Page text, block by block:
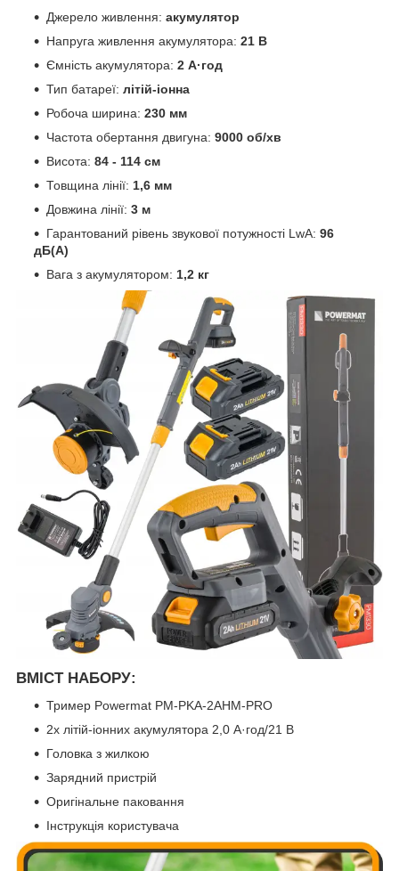
Джерело живлення: акумулятор
Напруга живлення акумулятора: 21 В
Ємність акумулятора: 2 А·год
Тип батареї: літій-іонна
Робоча ширина: 230 мм
Частота обертання двигуна: 9000 об/хв
Висота: 84 - 114 см
Товщина лінії: 1,6 мм
Довжина лінії: 3 м
Гарантований рівень звукової потужності LwA: 96
дБ(А)
Вага з акумулятором: 1,2 кг
ВМІСТ НАБОРУ:
Тример Powermat PM-PKA-2AHM-PRO
2x літій-іонних акумулятора 2,0 А·год/21 В
Головка з жилкою
Зарядний пристрій
Оригінальне паковання
Інструкція користувача